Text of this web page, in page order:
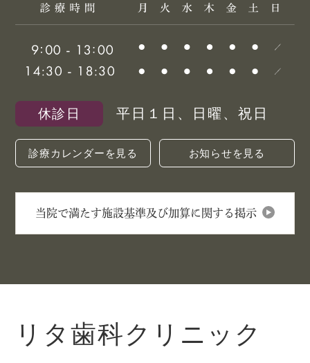
休診日 平日１日、日曜、祝日
診療カレンダーを見る お知らせを見る
当院で満たす施設基準及び加算に関する掲示
リタ歯科クリニック